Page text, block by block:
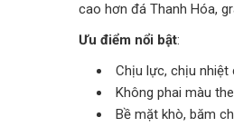
cao hơn đá Thanh Hóa,
Ưu điểm nổi bật:
Chịu lực, chịu
Không phai màu
Bề mặt khò, băm